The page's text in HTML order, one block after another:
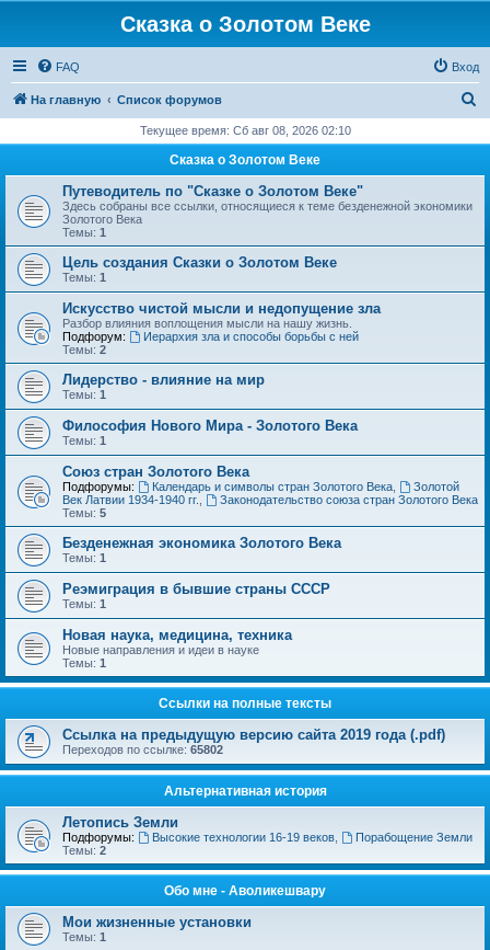
Сказка о Золотом Веке
FAQ Вход
На главную Список форумов
с
Текущее время: Сб авг 08, 2026 02:10
Сказка о Золотом Веке
Путеводитель по "Сказке о Золотом Веке"
Здесь собраны все ссылки, относящиеся к теме безденежной экономики
Золотого Века
Темы: 1
Цель создания Сказки о Золотом Веке
Темы: 1
Искусство чистой мысли и недопущение зла
Разбор влияния воплощения мысли на нашу жизнь.
Подфорум:
Иерархия зла и способы борьбы с ней
Темы: 2
Лидерство - влияние на мир
Темы: 1
Философия Нового Мира - Золотого Века
Темы: 1
Cоюз стран Золотого Века
Подфорумы: Календарь и символы стран Золотого Века,
Золотой
Век Латвии 1934-1940 гг.
Законодательство союза стран Золотого Века
Темы: 5
Безденежная экономика Золотого Века
Темы: 1
Реэмиграция в бывшие страны СССР
Темы: 1
Новая наука, медицина, техника
Новые направления и идеи в науке
Темы: 1
Ссылки на полные тексты
Ссылка на предыдущую версию сайта 2019 года (.pdf)
Переходов по ссылке: 65802
Альтернативная история
Летопись Земли
Подфорумы: Высокие технологии 16-19 веков,
Порабощение Земли
Темы: 2
Обо мне - Аволикешвару
Мои жизненные установки
Темы: 1